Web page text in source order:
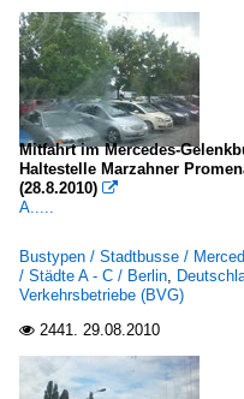
Mitfahrt im Mercedes-
Haltestelle Marzahner
(28.8.2010) 
A.....
Bustypen / Stadtbusse /
/ Städte A - C / Berlin,
Verkehrsbetriebe (BVG)
 2441. 29.08.2010